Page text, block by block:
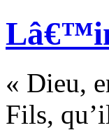
« Dieu,
Fils,